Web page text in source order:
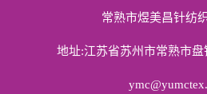
常熟市煜美昌针纺
地址:江苏省苏州市常熟市